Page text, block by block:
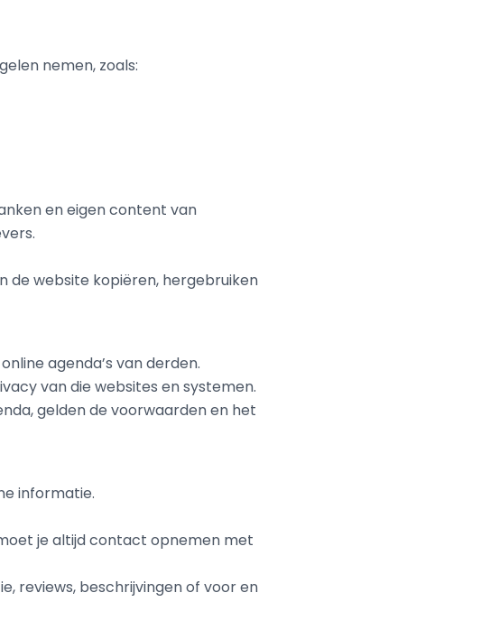
nemen, zoals:
en eigen content van
de website kopiëren, hergebruiken
agenda’s van derden.
van die websites en systemen.
gelden de voorwaarden en het
informatie.
je altijd contact opnemen met
reviews, beschrijvingen of voor en